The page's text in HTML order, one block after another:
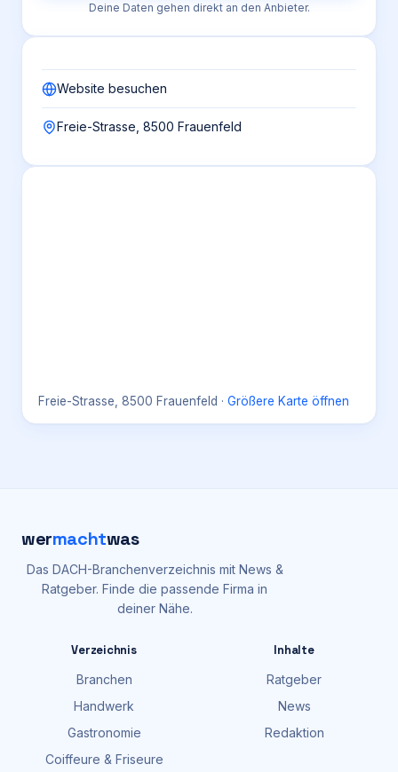
Deine Daten gehen direkt an den Anbieter.
Website besuchen
Freie-Strasse, 8500 Frauenfeld
Freie-Strasse, 8500 Frauenfeld · Größere Karte öffnen
wermachtwas
Das DACH-Branchenverzeichnis mit News &
Ratgeber. Finde die passende Firma in
deiner Nähe.
Verzeichnis
Branchen
Handwerk
Gastronomie
Coiffeure & Friseure
Inhalte
Ratgeber
News
Redaktion